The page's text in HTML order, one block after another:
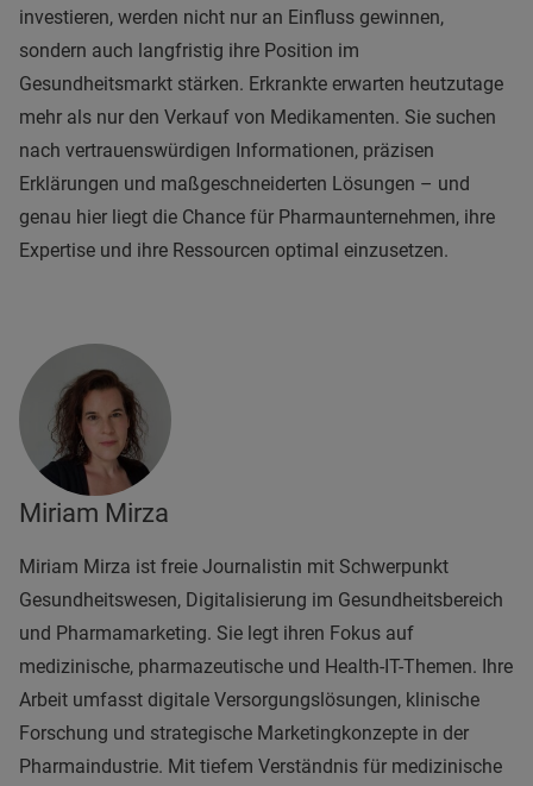
investieren, werden nicht nur an Einfluss gewinnen,
sondern auch langfristig ihre Position im
Gesundheitsmarkt stärken. Erkrankte erwarten heutzutage
mehr als nur den Verkauf von Medikamenten. Sie suchen
nach vertrauenswürdigen Informationen, präzisen
Erklärungen und maßgeschneiderten Lösungen – und
genau hier liegt die Chance für Pharmaunternehmen, ihre
Expertise und ihre Ressourcen optimal einzusetzen.
Miriam Mirza
Miriam Mirza ist freie Journalistin mit Schwerpunkt
Gesundheitswesen, Digitalisierung im Gesundheitsbereich
und Pharmamarketing. Sie legt ihren Fokus auf
medizinische, pharmazeutische und Health-IT-Themen. Ihre
Arbeit umfasst digitale Versorgungslösungen, klinische
Forschung und strategische Marketingkonzepte in der
Pharmaindustrie. Mit tiefem Verständnis für medizinische